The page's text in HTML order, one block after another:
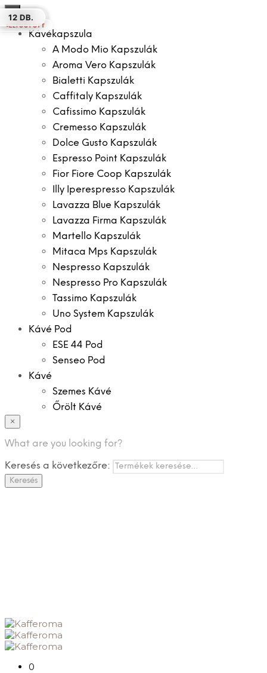
×
Kávékapszula
A Modo Mio Kapszulák
Aroma Vero Kapszulák
Bialetti Kapszulák
Caffitaly Kapszulák
Cafissimo Kapszulák
Cremesso Kapszulák
Dolce Gusto Kapszulák
Espresso Point Kapszulák
Fior Fiore Coop Kapszulák
Illy Iperespresso Kapszulák
Lavazza Blue Kapszulák
Lavazza Firma Kapszulák
Martello Kapszulák
Mitaca Mps Kapszulák
Nespresso Kapszulák
Nespresso Pro Kapszulák
Tassimo Kapszulák
Uno System Kapszulák
Kávé Pod
ESE 44 Pod
Senseo Pod
Kávé
Szemes Kávé
Őrölt Kávé
Instant Kávé
Zacskó Tea
Tartozékok
×
What are you looking for?
Keresés a következőre:
Keresés
0
8 DB.
50 DB.
30 DB.
12 DB.
16 DB.
ELFOGYOTT
12 DB.
12 DB.